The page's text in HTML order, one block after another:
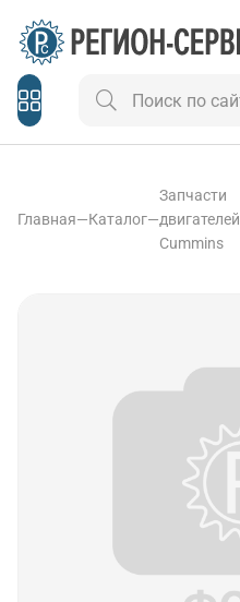
Главная—Каталог—
Запчасти
двигателей
Cummins